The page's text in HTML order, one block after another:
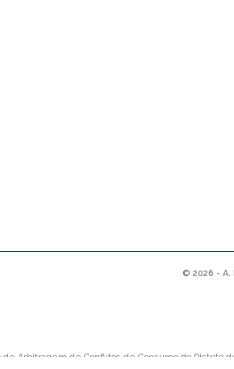
© 2026 - A.
Arbitragem de Conflitos de Consumo do Distrito